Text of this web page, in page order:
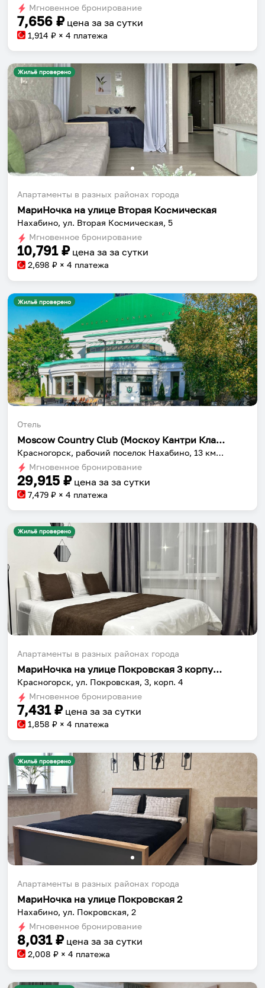
changing
dates.
changing
dates.
Мгновенное бронирование
7,656 ₽ цена за за сутки
1,914 ₽ × 4 платежа
Жильё проверено
Апартаменты в разных районах города
МариНочка на улице Вторая Космическая
Нахабино, ул. Вторая Космическая, 5
Мгновенное бронирование
10,791₽ цена за за сутки
2,698 ₽ × 4 платежа
Жильё проверено
Отель
Moscow Country Club (Москоу Кантри Клаб)
Красногорск, рабочий поселок Нахабино, 13 км от МКАД, 31 км Волоколамского шоссе
Мгновенное бронирование
29,915 ₽ цена за за сутки
7,479 ₽ × 4 платежа
Жильё проверено
Апартаменты в разных районах города
МариНочка на улице Покровская 3 корпус 4
Красногорск, ул. Покровская, 3, корп. 4
Мгновенное бронирование
7,431₽ цена за за сутки
1,858 ₽ × 4 платежа
Жильё проверено
Апартаменты в разных районах города
МариНочка на улице Покровская 2
Нахабино, ул. Покровская, 2
Мгновенное бронирование
8,031₽ цена за за сутки
2,008 ₽ × 4 платежа